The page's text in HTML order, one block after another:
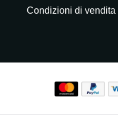
Condizioni di vendita